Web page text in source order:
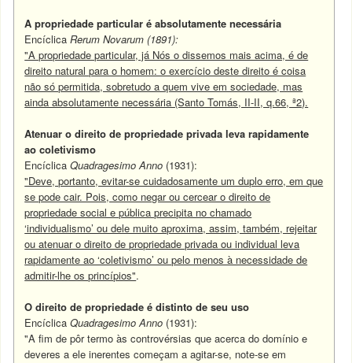
A propriedade particular é absolutamente necessária
Encíclica Rerum Novarum (1891):
"A propriedade particular, já Nós o dissemos mais acima, é de
direito natural para o homem: o exercício deste direito é coisa
não só permitida, sobretudo a quem vive em sociedade, mas
ainda absolutamente necessária (Santo Tomás, II-II, q.66, ª2).
Atenuar o direito de propriedade privada leva rapidamente
ao coletivismo
EncíclicaQuadragesimo Anno (1931):
"Deve, portanto, evitar-se cuidadosamente um duplo erro, em que
se pode cair. Pois, como negar ou cercear o direito de
propriedade social e pública precipita no chamado
‘individualismo’ ou dele muito aproxima, assim, também, rejeitar
ou atenuar o direito de propriedade privada ou individual leva
rapidamente ao ‘coletivismo’ ou pelo menos à necessidade de
admitir-lhe os princípios".
O direito de propriedade é distinto de seu uso
EncíclicaQuadragesimo Anno (1931):
"A fim de pôr termo às controvérsias que acerca do domínio e
deveres a ele inerentes começam a agitar-se, note-se em